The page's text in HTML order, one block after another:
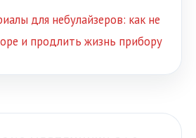
для небулайзеров: как не
и продлить жизнь прибору